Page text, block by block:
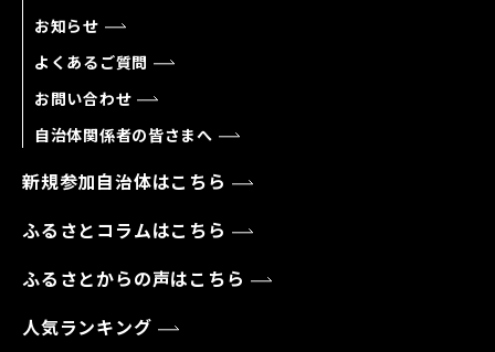
お知らせ
よくあるご質問
お問い合わせ
自治体関係者の皆さまへ
新規参加自治体はこちら
ふるさとコラムはこちら
ふるさとからの声はこちら
人気ランキング